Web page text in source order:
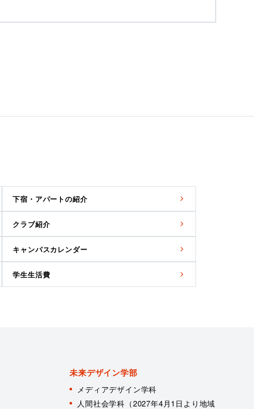
下宿・アパートの紹介
クラブ紹介
キャンパスカレンダー
学生生活費
未来デザイン学部
メディアデザイン学科
人間社会学科（2027年4月1日より地域